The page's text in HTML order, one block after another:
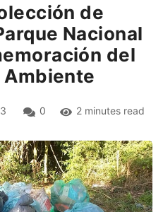
de
Nacional
del
Ambiente
0 2 minutes read